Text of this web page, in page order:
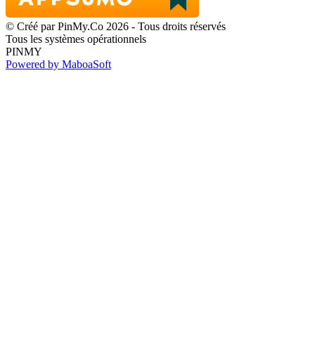
© Créé par PinMy.Co 2026 - Tous droits réservés
Tous les systèmes opérationnels
PINMY
Powered by MaboaSoft